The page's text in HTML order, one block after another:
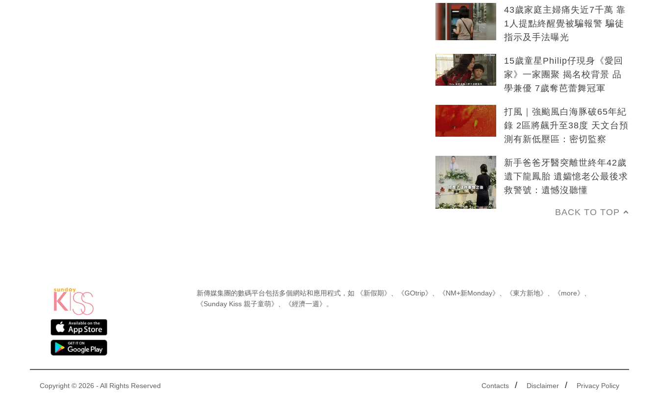
43歲家庭主婦痛失近7千萬 靠
1人提點終醒覺被騙報警 騙徒
指示及手法曝光
15歲童星Philip仔現身《愛回
家》一家團聚 揭名校背景 品
學兼優 7歲奪芭蕾舞冠軍
打風｜強颱風白海豚破65年紀
錄 2區將飆升至38度 天文台預
測有新低壓區：密切監察
新手爸爸牙醫突離世終年42歲
遺下龍鳳胎 遺孀憶老公最後求
救警號：遺憾沒聽懂
BACK TO TOP
新傳媒集團的數碼平台包括多個網站和應用程式，如 《新假期》 《GOtrip》 《NM+新Monday》 《東方新地》 《more》
《Sunday Kiss 親子童萌》
《經濟一週》 。
Contacts / Disclaimer / Privacy Policy
Copyright © 2026 - All Rights Reserved